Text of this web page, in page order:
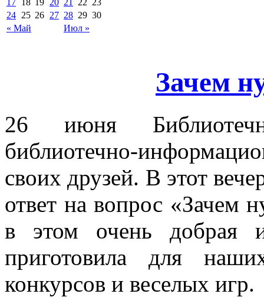
« Май Июл »
24 25 26 27 28 29 30
Зачем
26 июня
библиотечно-
своих друзей. В этот
ответ на вопрос «Зачем
в этом очень добрая и
приготовила для
конкурсов и веселых игр.